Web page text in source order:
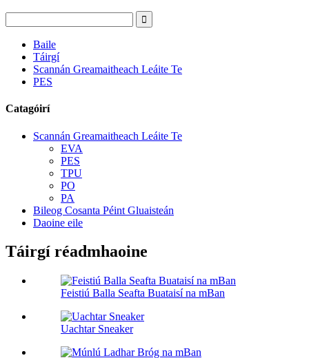
Baile
Táirgí
Scannán Greamaitheach Leáite Te
PES
Catagóirí
Scannán Greamaitheach Leáite Te
EVA
PES
TPU
PO
PA
Bileog Cosanta Péint Gluaisteán
Daoine eile
Táirgí réadmhaoine
Feistiú Balla Seafta Buataisí na mBan
Uachtar Sneaker